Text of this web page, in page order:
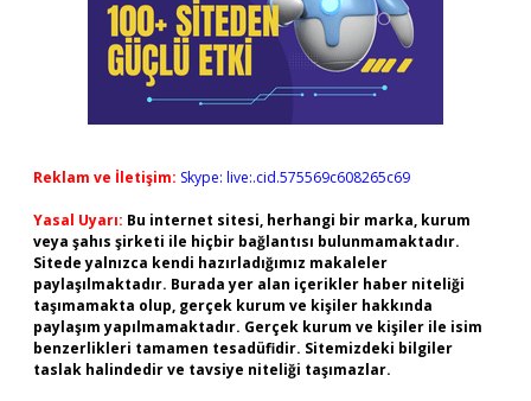
Reklam ve İletişim: Skype: live:.cid.575569c608265c69
Yasal Uyarı: Bu internet sitesi, herhangi bir marka, kurum
veya şahıs şirketi ile hiçbir bağlantısı bulunmamaktadır.
Sitede yalnızca kendi hazırladığımız makaleler
paylaşılmaktadır. Burada yer alan içerikler haber niteliği
taşımamakta olup, gerçek kurum ve kişiler hakkında
paylaşım yapılmamaktadır. Gerçek kurum ve kişiler ile isim
benzerlikleri tamamen tesadüfidir. Sitemizdeki bilgiler
taslak halindedir ve tavsiye niteliği taşımazlar.